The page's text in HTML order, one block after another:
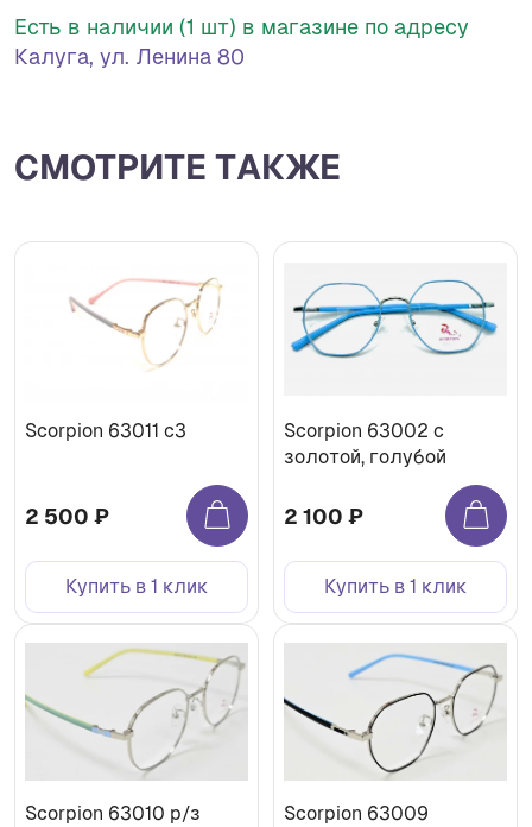
Есть в наличии (1 шт) в магазине по адресу
Калуга, ул. Ленина 80
СМОТРИТЕ ТАКЖЕ
Scorpion 63011 с3
2 500 ₽
Купить в 1 клик
Scorpion 63002 c
золотой, голубой
2 100 ₽
Купить в 1 клик
Scorpion 63010 р/з
Scorpion 63009